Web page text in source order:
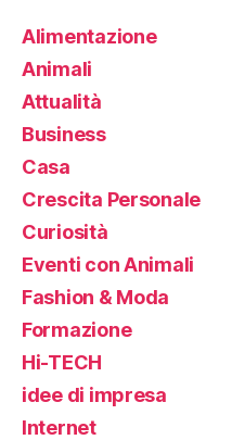
Alimentazione
Animali
Attualità
Business
Casa
Crescita Personale
Curiosità
Eventi con Animali
Fashion & Moda
Formazione
Hi-TECH
idee di impresa
Internet